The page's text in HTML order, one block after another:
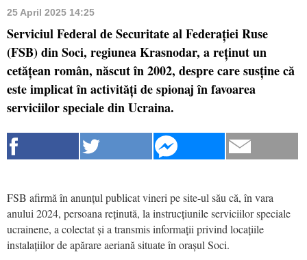
25 April 2025 14:25
Serviciul Federal de Securitate al Federației Ruse
(FSB) din Soci, regiunea Krasnodar, a reținut un
cetățean român, născut în 2002, despre care susține că
este implicat în activități de spionaj în favoarea
serviciilor speciale din Ucraina.
FSB afirmă în anunțul publicat vineri pe site-ul său că, în vara
anului 2024, persoana reținută, la instrucțiunile serviciilor speciale
ucrainene, a colectat și a transmis informații privind locațiile
instalațiilor de apărare aeriană situate în orașul Soci.